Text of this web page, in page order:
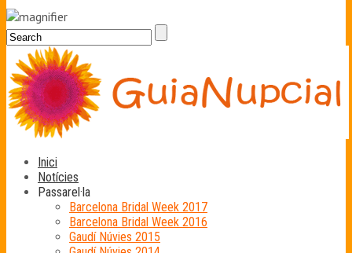
Inici
Notícies
Passarel·la
Barcelona Bridal Week 2017
Barcelona Bridal Week 2016
Gaudí Núvies 2015